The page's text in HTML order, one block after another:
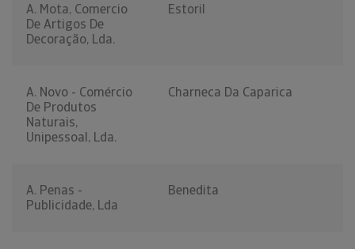
A. Mota, Comercio
De Artigos De
Decoração, Lda.
Estoril
A. Novo - Comércio
De Produtos
Naturais,
Unipessoal, Lda.
Charneca Da Caparica
A. Penas -
Publicidade, Lda
Benedita